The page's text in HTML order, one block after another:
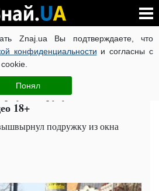
Znaj.ua Вы подтверждаете, что
конфиденциальности и согласны с
Понял
УКРАИНЫ КОРОНАВИРУС В
ЧИТАТИ УКРАЇНСЬКОЮ
подругу из окна
18+
подружку из окна